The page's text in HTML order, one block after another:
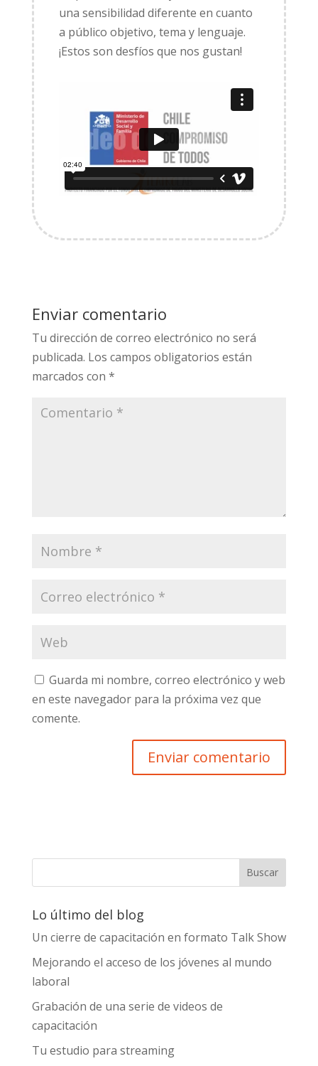
una sensibilidad diferente en cuanto
a público objetivo, tema y lenguaje.
¡Estos son desfíos que nos gustan!
Enviar comentario
Tu dirección de correo electrónico no será
publicada. Los campos obligatorios están
marcados con *
Guarda mi nombre, correo electrónico y web
en este navegador para la próxima vez que
comente.
Lo último del blog
Un cierre de capacitación en formato Talk Show
Mejorando el acceso de los jóvenes al mundo
laboral
Grabación de una serie de videos de
capacitación
Tu estudio para streaming